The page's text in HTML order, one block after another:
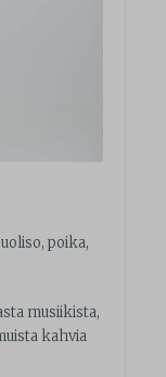
poika,
musiikista,
kahvia